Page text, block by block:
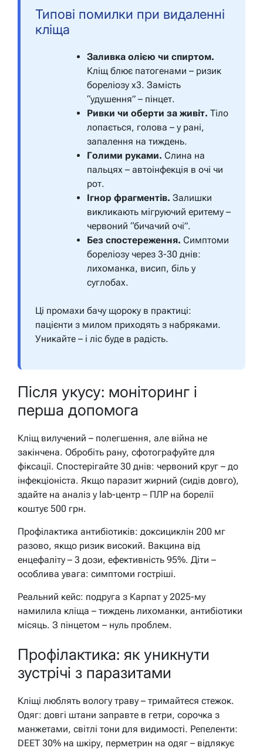
Типові помилки при видаленні
кліща
Заливка олією чи спиртом.
Кліщ блює патогенами – ризик
бореліозу x3. Замість
“удушення” – пінцет.
Ривки чи оберти за живіт. Тіло
лопається, голова – у рані,
запалення на тиждень.
Голими руками. Слина на
пальцях – автоінфекція в очі чи
рот.
Ігнор фрагментів. Залишки
викликають мігруючий еритему –
червоний “бичачий очі”.
Без спостереження. Симптоми
бореліозу через 3-30 днів:
лихоманка, висип, біль у
суглобах.
Ці промахи бачу щороку в практиці:
пацієнти з милом приходять з набряками.
Уникайте – і ліс буде в радість.
Після укусу: моніторинг і
перша допомога
Кліщ вилучений – полегшення, але війна не
закінчена. Обробіть рану, сфотографуйте для
фіксації. Спостерігайте 30 днів: червоний круг – до
інфекціоніста. Якщо паразит жирний (сидів довго),
здайте на аналіз у lab-центр – ПЛР на борелії
коштує 500 грн.
Профілактика антибіотиків: доксициклін 200 мг
разово, якщо ризик високий. Вакцина від
енцефаліту – 3 дози, ефективність 95%. Діти –
особлива увага: симптоми гостріші.
Реальний кейс: подруга з Карпат у 2025-му
намилила кліща – тиждень лихоманки, антибіотики
місяць. З пінцетом – нуль проблем.
Профілактика: як уникнути
зустрічі з паразитами
Кліщі люблять вологу траву – тримайтеся стежок.
Одяг: довгі штани заправте в гетри, сорочка з
манжетами, світлі тони для видимості. Репеленти:
DEET 30% на шкіру, перметрин на одяг – відлякує